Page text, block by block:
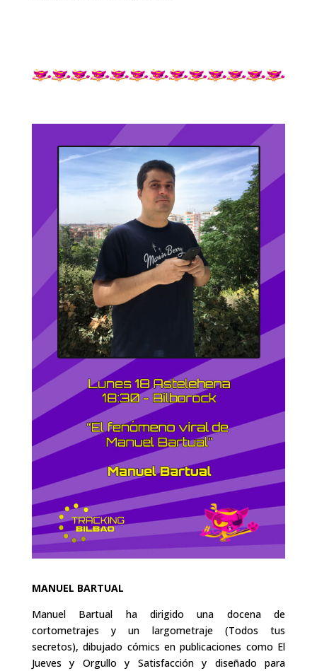
MANUEL BARTUAL
Manuel Bartual ha dirigido una docena de
cortometrajes y un largometraje (Todos tus
secretos), dibujado cómics en publicaciones como El
Jueves y Orgullo y Satisfacción y diseñado para